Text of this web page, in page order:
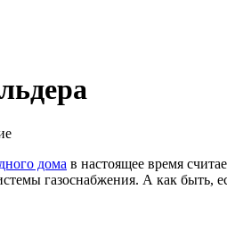
дома в настоящее время
газоснабжения. А как быть,